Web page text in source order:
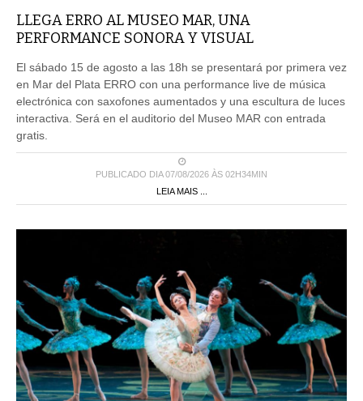
LLEGA ERRO AL MUSEO MAR, UNA
PERFORMANCE SONORA Y VISUAL
El sábado 15 de agosto a las 18h se presentará por primera vez
en Mar del Plata ERRO con una performance live de música
electrónica con saxofones aumentados y una escultura de luces
interactiva. Será en el auditorio del Museo MAR con entrada
gratis.
PUBLICADO DIA 07/08/2026 ÀS 02H34MIN
LEIA MAIS ...